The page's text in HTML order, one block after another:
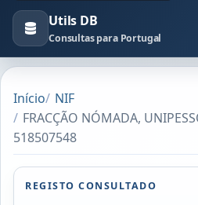
Utils DB
Consultas para Portugal
Início
NIF
FRACÇÃO NÓMADA,
518507548
REGISTO CONSULTADO